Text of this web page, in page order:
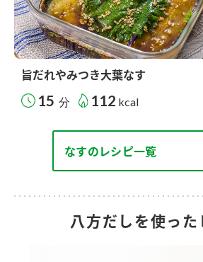
旨だれやみつき大葉なす
15 分 112 kcal
なすのレシピ一覧
八方だしを使った